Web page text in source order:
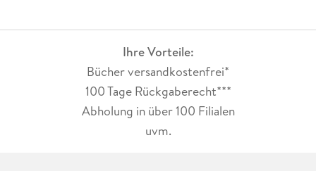
Ihre Vorteile:
Bücher versandkostenfrei*
100 Tage Rückgaberecht***
Abholung in über 100 Filialen
uvm.